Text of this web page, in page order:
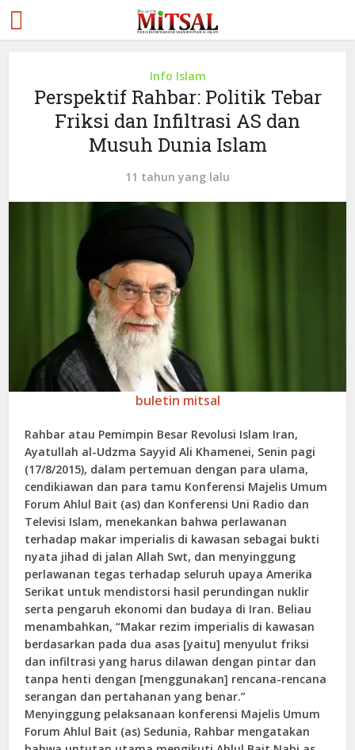
Info Islam
Perspektif Rahbar: Politik Tebar
Friksi dan Infiltrasi AS dan
Musuh Dunia Islam
11 tahun yang lalu
buletin mitsal
Rahbar atau Pemimpin Besar Revolusi Islam Iran,
Ayatullah al-Udzma Sayyid Ali Khamenei, Senin pagi
(17/8/2015), dalam pertemuan dengan para ulama,
cendikiawan dan para tamu Konferensi Majelis Umum
Forum Ahlul Bait (as) dan Konferensi Uni Radio dan
Televisi Islam, menekankan bahwa perlawanan
terhadap makar imperialis di kawasan sebagai bukti
nyata jihad di jalan Allah Swt, dan menyinggung
perlawanan tegas terhadap seluruh upaya Amerika
Serikat untuk mendistorsi hasil perundingan nuklir
serta pengaruh ekonomi dan budaya di Iran. Beliau
menambahkan, “Makar rezim imperialis di kawasan
berdasarkan pada dua asas [yaitu] menyulut friksi
dan infiltrasi yang harus dilawan dengan pintar dan
tanpa henti dengan [menggunakan] rencana-rencana
serangan dan pertahanan yang benar.”
Menyinggung pelaksanaan konferensi Majelis Umum
Forum Ahlul Bait (as) Sedunia, Rahbar mengatakan